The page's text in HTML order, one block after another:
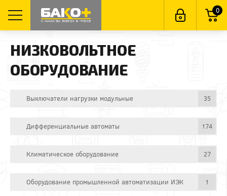
0
НИЗКОВОЛЬТНОЕ
ОБОРУДОВАНИЕ
Выключатели нагрузки модульные 35
Дифференциальные автоматы 174
Климатическое оборудование 27
Оборудование промышленной автоматизации ИЭК 1